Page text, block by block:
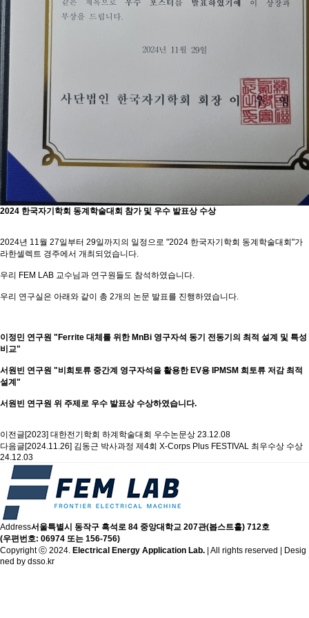
2024 한국자기학회 동계학술대회 참가 및 우수 발표상 수상
2024년 11월 27일부터 29일까지의 일정으로 "2024 한국자기학회 동계학술대회"가
라한셀렉트 경주에서 개최되었습니다.
우리 FEM LAB 교수님과 연구원들도 참석하였습니다.
우리 연구실은 아래와 같이 총 2개의 논문 발표를 진행하였습니다.
이정민 연구원 "Ferrite 대체를 위한 MnBi 영구자석 동기 전동기의 최적 설계 및 특성
비교"
서원빈 연구원 "비희토류 중간계 영구자석을 활용한 EV용 IPMSM 희토류 저감 최적
설계"
서원빈 연구원 위 주제로 우수 발표상 수상하였습니다.
이전글[2023] 대한전기학회 하계학술대회 우수논문상 23.12.08
다음글[2024.11.26] 김동근 박사과정 제4회 X-Corps Plus FESTIVAL 최우수상 수상
24.12.03
Address서울특별시 동작구 흑석로 84 중앙대학교 207관(봅스트홀) 712호
(우편번호: 06974 또는 156-756)
Copyright ⓒ 2024. Electrical Energy Application Lab. | All rights reserved | Desig
ned by dsso.kr